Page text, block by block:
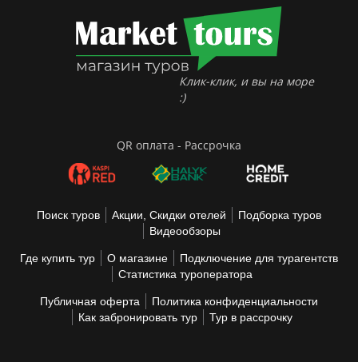
Клик-клик, и вы на море
:)
QR оплата - Рассрочка
Поиск туров Акции, Скидки отелей
Подборка туров
Видеообзоры
Где купить тур О магазине
Подключение для турагентств
Статистика туроператора
Публичная оферта
Политика конфиденциальности
Как забронировать тур
Тур в рассрочку